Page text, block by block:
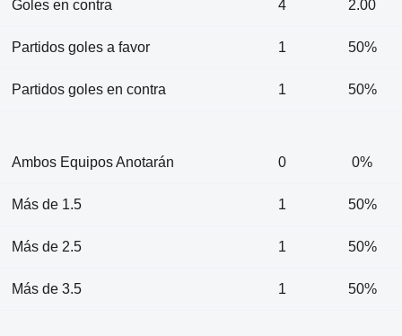
Goles en contra 4 2.00
Partidos goles a favor 1 50%
Partidos goles en contra 1 50%
Ambos Equipos Anotarán 0 0%
Más de 1.5 1 50%
Más de 2.5 1 50%
Más de 3.5 1 50%